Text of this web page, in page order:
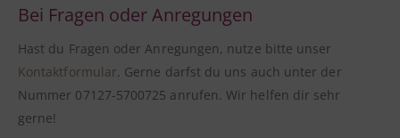
Bei Fragen oder Anregungen
Hast du Fragen oder Anregungen, nutze bitte unser
Kontaktformular. Gerne darfst du uns auch unter der
Nummer 07127-5700725 anrufen. Wir helfen dir sehr
gerne!